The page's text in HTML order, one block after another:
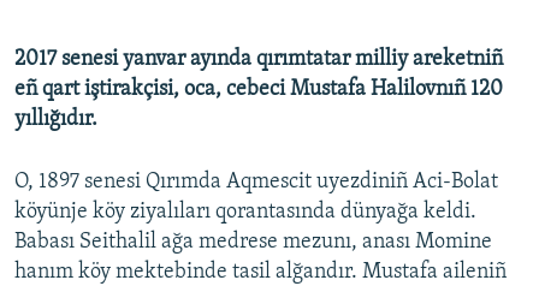
RFE/RS bütün saytları
2017 senesi yanvar ayında qırımtatar milliy areketniñ
eñ qart iştirakçisi, oca, cebeci Mustafa Halilovnıñ 120
yıllığıdır.
O, 1897 senesi Qırımda Aqmescit uyezdiniñ Aci-Bolat
köyünje köy ziyalıları qorantasında dünyağa keldi.
Babası Seithalil ağa medrese mezunı, anası Momine
hanım köy mektebinde tasil alğandır. Mustafa aileniñ